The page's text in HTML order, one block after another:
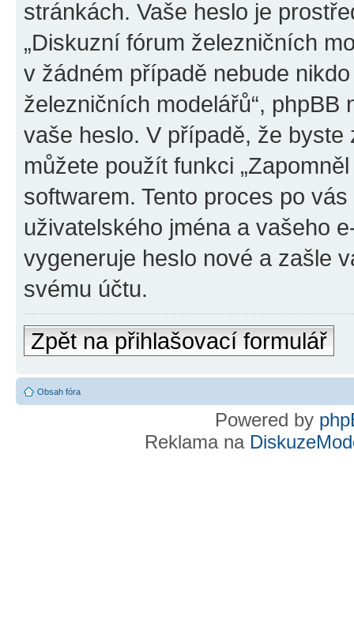
stránkách. Vaše heslo je
„Diskuzní fórum železničních
v žádném případě nebude
železničních modelářů“,
vaše heslo. V případě, že
můžete použít funkci
softwarem. Tento proces po
uživatelského jména a vašeho
vygeneruje heslo nové a zašle
svému účtu.
Zpět na přihlašovací formulář
Obsah fóra
Powered by
Reklama na